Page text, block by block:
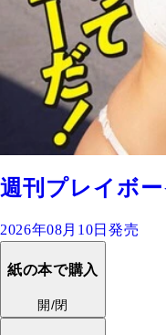
週刊プレイボー
2026年08月10日発売
紙の本で購入
開/閉